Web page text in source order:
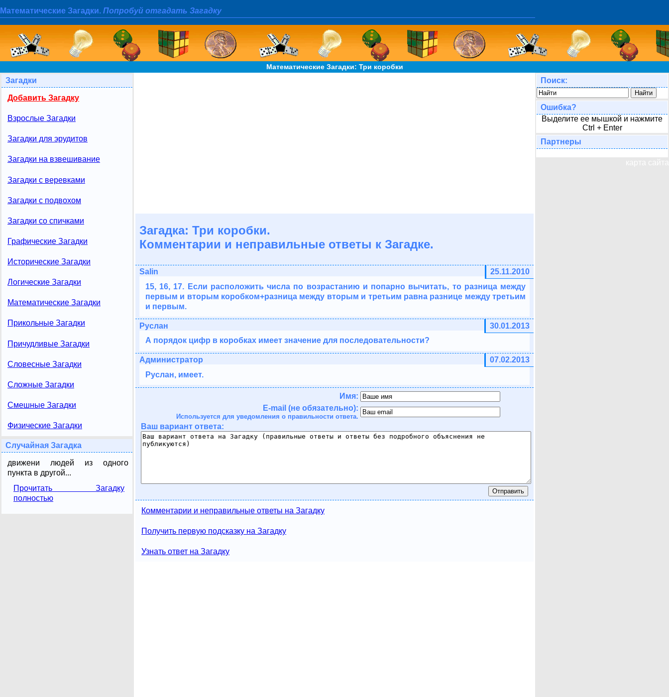
Математические Загадки. Попробуй отгадать Загадку
Математические Загадки: Три коробки
Загадки
Добавить Загадку
Взрослые Загадки
Загадки для эрудитов
Загадки на взвешивание
Загадки с веревками
Загадки с подвохом
Загадки со спичками
Графические Загадки
Исторические Загадки
Логические Загадки
Математические Загадки
Прикольные Загадки
Причудливые Загадки
Словесные Загадки
Сложные Загадки
Смешные Загадки
Физические Загадки
Случайная Загадка
движени людей из одного
пункта в другой...
Прочитать Загадку
полностью
Загадка: Три коробки.
Комментарии и неправильные ответы к Загадке.
25.11.2010
Salin
15, 16, 17. Если расположить числа по возрастанию и попарно вычитать, то разница между
первым и вторым коробком+разница между вторым и третьим равна разнице между третьим
и первым.
30.01.2013
Руслан
А порядок цифр в коробках имеет значение для последовательности?
07.02.2013
Администратор
Руслан, имеет.
Имя:
E-mail (не обязательно):
Используется для уведомления о правильности ответа.
Ваш вариант ответа:
Комментарии и неправильные ответы на Загадку
Получить первую подсказку на Загадку
Узнать ответ на Загадку
Поиск:
Ошибка?
Выделите ее мышкой и нажмите
Ctrl + Enter
Партнеры